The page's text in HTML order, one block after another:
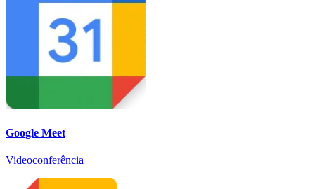
Google Meet
Videoconferência